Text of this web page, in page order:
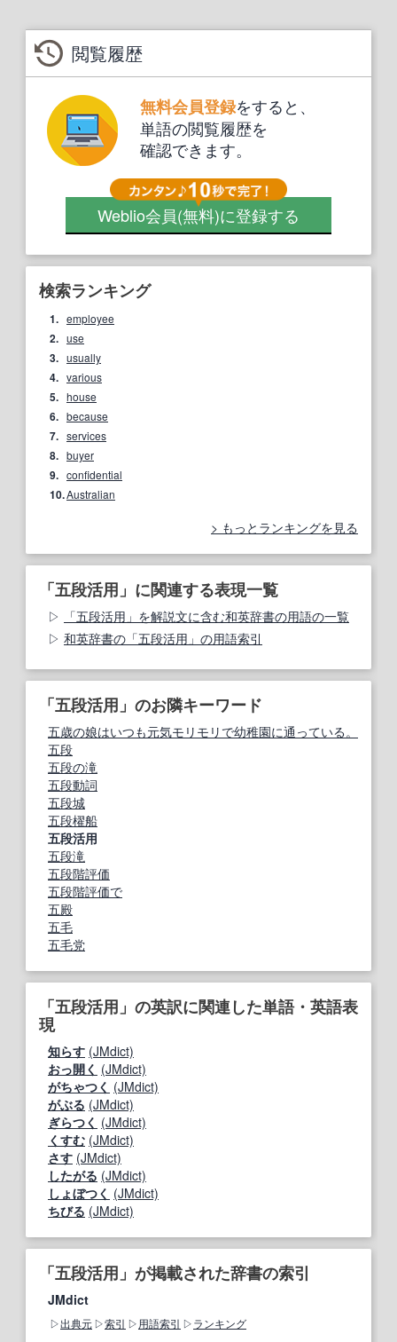
閲覧履歴
無料会員登録をすると、
単語の閲覧履歴を
確認できます。
Weblio会員(無料)に登録する
検索ランキング
1. employee
2. use
3. usually
4. various
5. house
6. because
7. services
8. buyer
9. confidential
10.Australian
もっとランキングを見る
「五段活用」に関連する表現一覧
「五段活用」を解説文に含む和英辞書の用語の一覧
和英辞書の「五段活用」の用語索引
「五段活用」のお隣キーワード
五歳の娘はいつも元気モリモリで幼稚園に通っている。
五段
五段の滝
五段動詞
五段城
五段櫂船
五段活用
五段滝
五段階評価
五段階評価で
五殿
五毛
五毛党
「五段活用」の英訳に関連した単語・英語表
現
知らす (JMdict)
おっ開く (JMdict)
がちゃつく (JMdict)
がぶる (JMdict)
ぎらつく (JMdict)
くすむ (JMdict)
さす (JMdict)
したがる (JMdict)
しょぼつく (JMdict)
ちびる (JMdict)
「五段活用」が掲載された辞書の索引
JMdict
出典元 索引 用語索引 ランキング